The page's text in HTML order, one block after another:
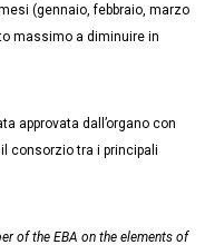
(gennaio, febbraio, marzo
massimo a diminuire in
approvata dall’organo con
consorzio tra i principali
of the EBA on the elements of